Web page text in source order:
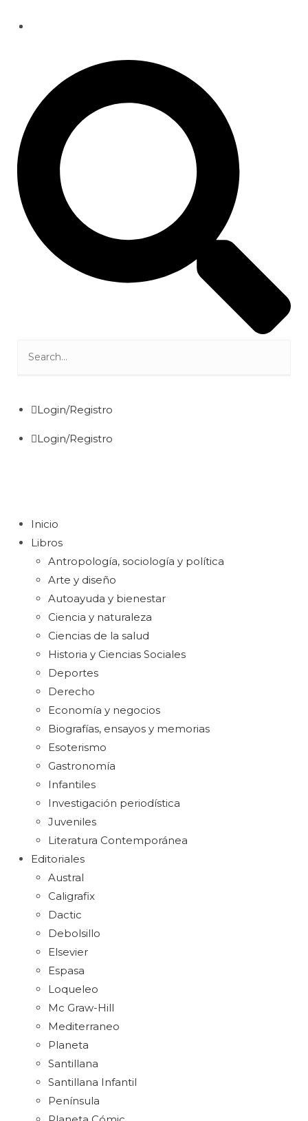
Login/Registro
Login/Registro
Inicio
Libros
Antropología, sociología y política
Arte y diseño
Autoayuda y bienestar
Ciencia y naturaleza
Ciencias de la salud
Historia y Ciencias Sociales
Deportes
Derecho
Economía y negocios
Biografías, ensayos y memorias
Esoterismo
Gastronomía
Infantiles
Investigación periodística
Juveniles
Literatura Contemporánea
Editoriales
Austral
Caligrafix
Dactic
Debolsillo
Elsevier
Espasa
Loqueleo
Mc Graw-Hill
Mediterraneo
Planeta
Santillana
Santillana Infantil
Península